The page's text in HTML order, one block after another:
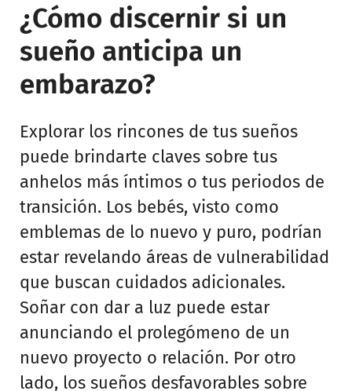
¿Cómo discernir si un
sueño anticipa un
embarazo?
Explorar los rincones de tus sueños
puede brindarte claves sobre tus
anhelos más íntimos o tus periodos de
transición. Los bebés, visto como
emblemas de lo nuevo y puro, podrían
estar revelando áreas de vulnerabilidad
que buscan cuidados adicionales.
Soñar con dar a luz puede estar
anunciando el prolegómeno de un
nuevo proyecto o relación. Por otro
lado, los sueños desfavorables sobre